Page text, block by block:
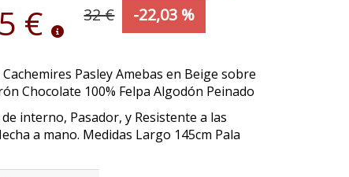
€ 32 € -22,03 %
Pasley Amebas en Beige sobre
Chocolate 100% Felpa Algodón Peinado
interno, Pasador, y Resistente a las
a mano. Medidas Largo 145cm Pala